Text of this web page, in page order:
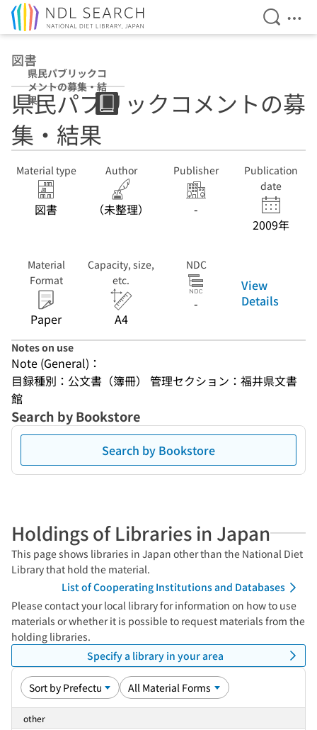
Open
図書
県民パブリックコ
メントの募集・結
果
県民パブリックコメントの募
集・結果
Material type
図書
Author
（未整理）
Publisher
-
Publication
date
2009年
Material
Format
Paper
Capacity, size,
etc.
A4
NDC
-
View
Details
Notes on use
Note (General)：
目録種別：公文書（簿冊） 管理セクション：福井県文書
館
Search by Bookstore
Search by Bookstore
Holdings of Libraries in Japan
This page shows libraries in Japan other than the National Diet
Library that hold the material.
List of Cooperating Institutions and Databases
Please contact your local library for information on how to use
materials or whether it is possible to request materials from the
holding libraries.
Specify a library in your area
other